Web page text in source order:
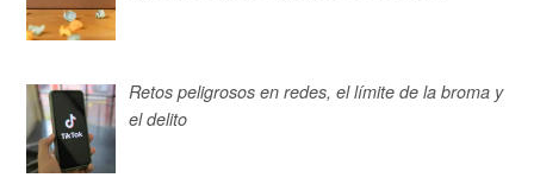
Retos peligrosos en redes, el límite de la broma y
el delito